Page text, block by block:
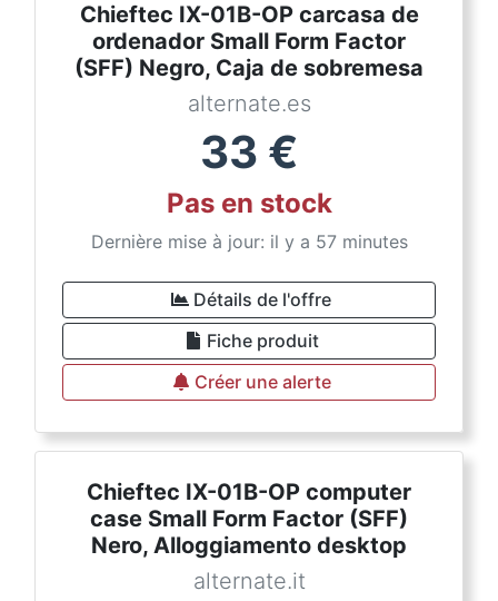
Chieftec IX-01B-OP carcasa de
ordenador Small Form Factor
(SFF) Negro, Caja de sobremesa
alternate.es
33 €
Pas en stock
Dernière mise à jour: il y a 57 minutes
Détails de l'offre
Fiche produit
Créer une alerte
Chieftec IX-01B-OP computer
case Small Form Factor (SFF)
Nero, Alloggiamento desktop
alternate.it